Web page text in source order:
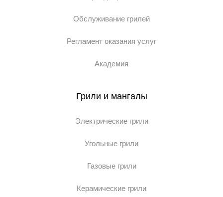
Обслуживание грилей
Регламент оказания услуг
Академия
Грили и мангалы
Электрические грили
Угольные грили
Газовые грили
Керамические грили